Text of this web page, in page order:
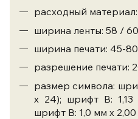
расходный
ширина ленты: 58 /
ширина печати: 45-
разрешение печати:
размер символа:
х 24); шрифт В:
шрифт В: 1,0 мм х